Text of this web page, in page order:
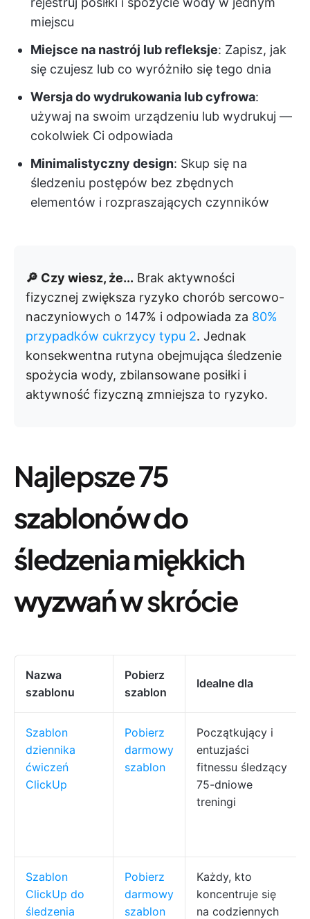
miejscu
Miejsce na nastrój lub refleksje: Zapisz, jak
się czujesz lub co wyróżniło się tego dnia
Wersja do wydrukowania lub cyfrowa:
używaj na swoim urządzeniu lub wydrukuj —
cokolwiek Ci odpowiada
Minimalistyczny design: Skup się na
śledzeniu postępów bez zbędnych
elementów i rozpraszających czynników
🔎 Czy wiesz, że... Brak aktywności
fizycznej zwiększa ryzyko chorób sercowo-
naczyniowych o 147% i odpowiada za 80%
przypadków cukrzycy typu 2. Jednak
konsekwentna rutyna obejmująca śledzenie
spożycia wody, zbilansowane posiłki i
aktywność fizyczną zmniejsza to ryzyko.
Najlepsze75
szablonów do
śledzenia miękkich
wyzwańw skrócie
Nazwa
szablonu
Pobierz
szablon
Idealne dla
Szablon
dziennika
ćwiczeń
ClickUp
Pobierz
darmowy
szablon
Początkujący i
entuzjaści
fitnessu śledzący
75-dniowe
treningi
Szablon
ClickUp do
śledzenia
Pobierz
darmowy
szablon
Każdy, kto
koncentruje się
na codziennych